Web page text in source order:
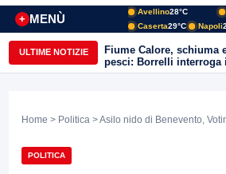
MENÙ
+
Avellino28°C
Caserta29°C Napoli
ULTIME NOTIZIE
Fiume Calore, schiuma
pesci: Borrelli interroga
“Benevento paga
Home > Politica > Asilo nido di Benevento,
POLITICA